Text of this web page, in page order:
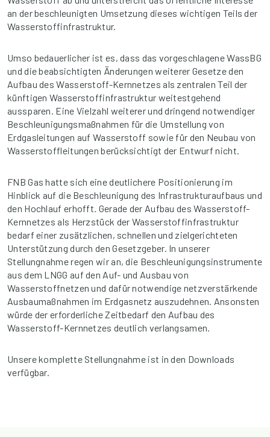
an der beschleunigten Umsetzung dieses wichtigen Teils der
Wasserstoffinfrastruktur.
Umso bedauerlicher ist es, dass das vorgeschlagene WassBG
und die beabsichtigten Änderungen weiterer Gesetze den
Aufbau des Wasserstoff-Kernnetzes als zentralen Teil der
künftigen Wasserstoffinfrastruktur weitestgehend
aussparen. Eine Vielzahl weiterer und dringend notwendiger
Beschleunigungsmaßnahmen für die Umstellung von
Erdgasleitungen auf Wasserstoff sowie für den Neubau von
Wasserstoffleitungen berücksichtigt der Entwurf nicht.
FNB Gas hatte sich eine deutlichere Positionierung im
Hinblick auf die Beschleunigung des Infrastrukturaufbaus und
den Hochlauf erhofft. Gerade der Aufbau des Wasserstoff-
Kernnetzes als Herzstück der Wasserstoffinfrastruktur
bedarf einer zusätzlichen, schnellen und zielgerichteten
Unterstützung durch den Gesetzgeber. In unserer
Stellungnahme regen wir an, die Beschleunigungsinstrumente
aus dem LNGG auf den Auf- und Ausbau von
Wasserstoffnetzen und dafür notwendige netzverstärkende
Ausbaumaßnahmen im Erdgasnetz auszudehnen. Ansonsten
würde der erforderliche Zeitbedarf den Aufbau des
Wasserstoff-Kernnetzes deutlich verlangsamen.
Unsere komplette Stellungnahme ist in den Downloads
verfügbar.